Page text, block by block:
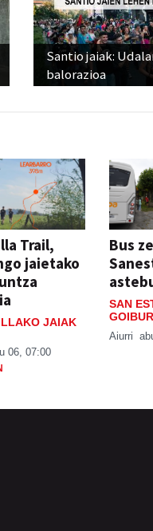
Santio jaiak:
balorazioa
Trail,
jaietako
JAIAK
06, 07:00
Bus
SAN
Aiurri